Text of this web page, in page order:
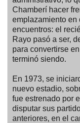
Chamberí hacer
emplazamiento en
encuentros: el
Rayo pasó a ser,
para convertirse
terminó siendo.
En 1973, se
nuevo estadio,
fue estrenado por
disputar sus
anteriores, en el